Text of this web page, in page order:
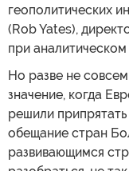
геополитических
(Rob Yates),
при
Но разве не
значение, когда
решили
обещание стран
развивающимся